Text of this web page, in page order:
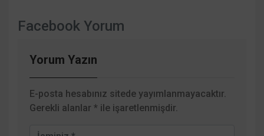
Facebook Yorum
Yorum Yazın
E-posta hesabınız sitede yayımlanmayacaktır.
Gerekli alanlar * ile işaretlenmişdir.